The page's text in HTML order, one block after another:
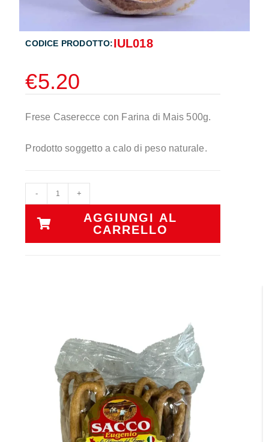
CODICE PRODOTTO:IUL018
€5.20
Frese Caserecce con Farina di Mais 500g.
Prodotto soggetto a calo di peso naturale.
- +
AGGIUNGI AL
CARRELLO